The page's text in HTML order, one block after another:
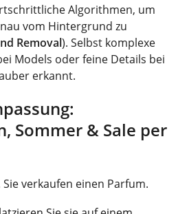
Algorithmen, um
vom Hintergrund zu
Removal). Selbst komplexe
Models oder feine Details bei
erkannt.
Sommer & Sale per
verkaufen einen Parfum.